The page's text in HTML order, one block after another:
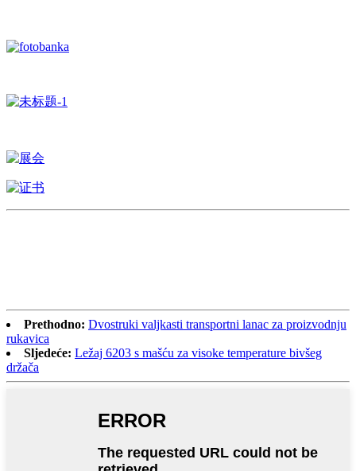
Prethodno: Dvostruki valjkasti transportni lanac za proizvodnju
rukavica
Sljedeće: Ležaj 6203 s mašću za visoke temperature bivšeg
držača